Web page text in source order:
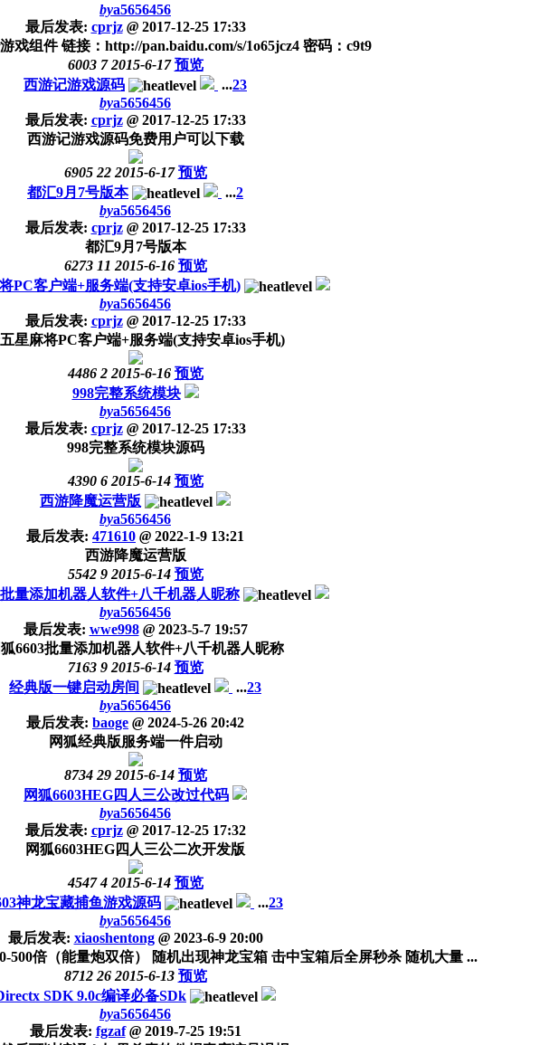
bya5656456
最后发表: cprjz @2017-12-25 17:33
戏组件 链接：http://pan.baidu.com/s/1o65jcz4 密码：c9t9
6003 7 2015-6-17 预览
西游记游戏源码
...23
bya5656456
最后发表: cprjz @2017-12-25 17:33
西游记游戏源码免费用户可以下载
6905 22 2015-6-17 预览
都汇9月7号版本
...2
bya5656456
最后发表: cprjz @2017-12-25 17:33
都汇9月7号版本
6273 11 2015-6-16 预览
PC客户端+服务端(支持安卓ios手机)
bya5656456
最后发表: cprjz @2017-12-25 17:33
星麻将PC客户端+服务端(支持安卓ios手机)
4486 2 2015-6-16 预览
998完整系统模块
bya5656456
最后发表: cprjz @2017-12-25 17:33
998完整系统模块源码
4390 6 2015-6-14 预览
西游降魔运营版
bya5656456
最后发表: 471610 @ 2022-1-9 13:21
西游降魔运营版
5542 9 2015-6-14 预览
批量添加机器人软件+八千机器人昵称
bya5656456
最后发表: wwe998 @2023-5-7 19:57
狐6603批量添加机器人软件+八千机器人昵称
7163 9 2015-6-14 预览
经典版一键启动房间
...23
bya5656456
最后发表: baoge @ 2024-5-26 20:42
网狐经典版服务端一件启动
8734 29 2015-6-14 预览
网狐6603HEG四人三公改过代码
bya5656456
最后发表: cprjz @2017-12-25 17:32
网狐6603HEG四人三公二次开发版
4547 4 2015-6-14 预览
神龙宝藏捕鱼游戏源码
...23
bya5656456
最后发表: xiaoshentong @2023-6-9 20:00
500倍（能量炮双倍） 随机出现神龙宝箱 击中宝箱后全屏秒杀 随机大量 ...
8712 26 2015-6-13 预览
SDK 9.0c编译必备SDk
bya5656456
最后发表: fgzaf @2019-7-25 19:51